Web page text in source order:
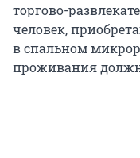
торгово-
человек,
в спальном
проживания